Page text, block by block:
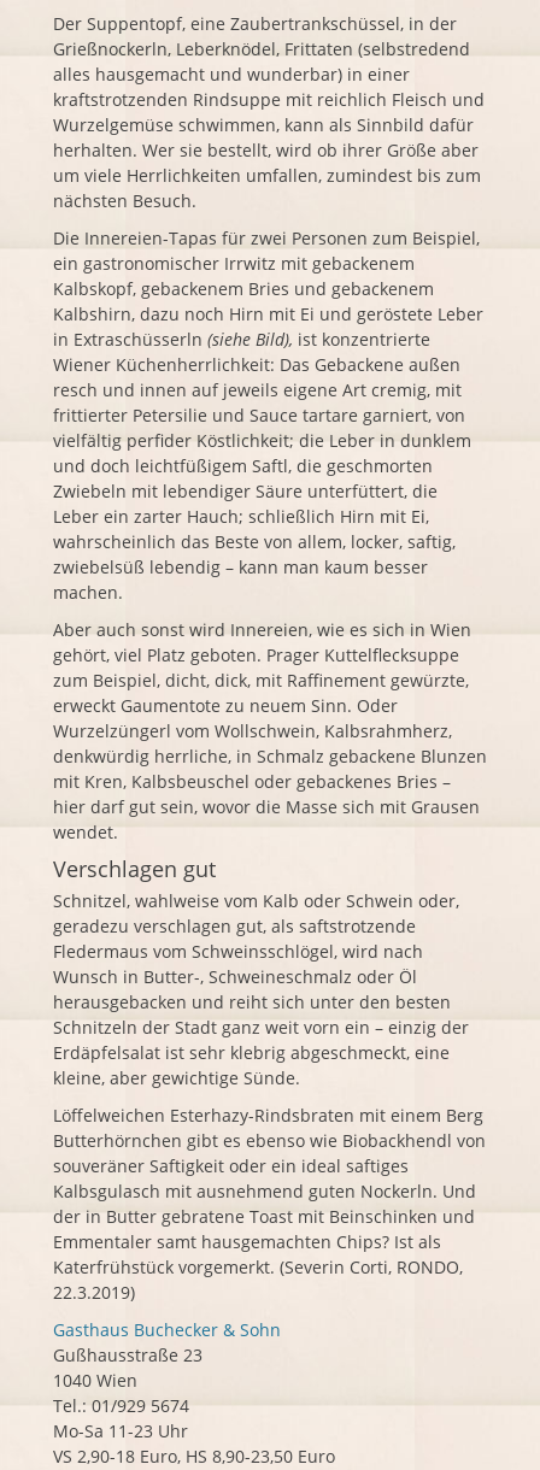
Der Suppentopf, eine Zaubertrankschüssel, in der
Grießnockerln, Leberknödel, Frittaten (selbstredend
alles hausgemacht und wunderbar) in einer
kraftstrotzenden Rindsuppe mit reichlich Fleisch und
Wurzelgemüse schwimmen, kann als Sinnbild dafür
herhalten. Wer sie bestellt, wird ob ihrer Größe aber
um viele Herrlichkeiten umfallen, zumindest bis zum
nächsten Besuch.
Die Innereien-Tapas für zwei Personen zum Beispiel,
ein gastronomischer Irrwitz mit gebackenem
Kalbskopf, gebackenem Bries und gebackenem
Kalbshirn, dazu noch Hirn mit Ei und geröstete Leber
in Extraschüsserln (siehe Bild), ist konzentrierte
Wiener Küchenherrlichkeit: Das Gebackene außen
resch und innen auf jeweils eigene Art cremig, mit
frittierter Petersilie und Sauce tartare garniert, von
vielfältig perfider Köstlichkeit; die Leber in dunklem
und doch leichtfüßigem Saftl, die geschmorten
Zwiebeln mit lebendiger Säure unterfüttert, die
Leber ein zarter Hauch; schließlich Hirn mit Ei,
wahrscheinlich das Beste von allem, locker, saftig,
zwiebelsüß lebendig – kann man kaum besser
machen.
Aber auch sonst wird Innereien, wie es sich in Wien
gehört, viel Platz geboten. Prager Kuttelflecksuppe
zum Beispiel, dicht, dick, mit Raffinement gewürzte,
erweckt Gaumentote zu neuem Sinn. Oder
Wurzelzüngerl vom Wollschwein, Kalbsrahmherz,
denkwürdig herrliche, in Schmalz gebackene Blunzen
mit Kren, Kalbsbeuschel oder gebackenes Bries –
hier darf gut sein, wovor die Masse sich mit Grausen
wendet.
Verschlagen gut
Schnitzel, wahlweise vom Kalb oder Schwein oder,
geradezu verschlagen gut, als saftstrotzende
Fledermaus vom Schweinsschlögel, wird nach
Wunsch in Butter-, Schweineschmalz oder Öl
herausgebacken und reiht sich unter den besten
Schnitzeln der Stadt ganz weit vorn ein – einzig der
Erdäpfelsalat ist sehr klebrig abgeschmeckt, eine
kleine, aber gewichtige Sünde.
Löffelweichen Esterhazy-Rindsbraten mit einem Berg
Butterhörnchen gibt es ebenso wie Biobackhendl von
souveräner Saftigkeit oder ein ideal saftiges
Kalbsgulasch mit ausnehmend guten Nockerln. Und
der in Butter gebratene Toast mit Beinschinken und
Emmentaler samt hausgemachten Chips? Ist als
Katerfrühstück vorgemerkt. (Severin Corti, RONDO,
22.3.2019)
Gasthaus Buchecker & Sohn
Gußhausstraße 23
1040 Wien
Tel.: 01/929 5674
Mo-Sa 11-23 Uhr
VS 2,90-18 Euro, HS 8,90-23,50 Euro